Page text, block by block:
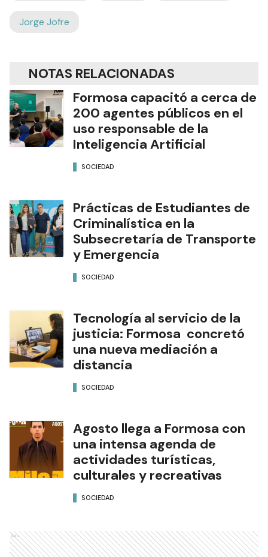
Jorge Jofre
NOTAS RELACIONADAS
Formosa capacitó a cerca de
200 agentes públicos en el
uso responsable de la
Inteligencia Artificial
SOCIEDAD
Prácticas de Estudiantes de
Criminalística en la
Subsecretaría de Transporte
y Emergencia
SOCIEDAD
Tecnología al servicio de la
justicia: Formosa concretó
una nueva mediación a
distancia
SOCIEDAD
Agosto llega a Formosa con
una intensa agenda de
actividades turísticas,
culturales y recreativas
SOCIEDAD
Ads